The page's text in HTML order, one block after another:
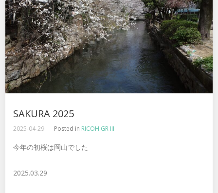
SAKURA 2025
2025-04-29 Posted in RICOH GR III
今年の初桜は岡山でした
2025.03.29